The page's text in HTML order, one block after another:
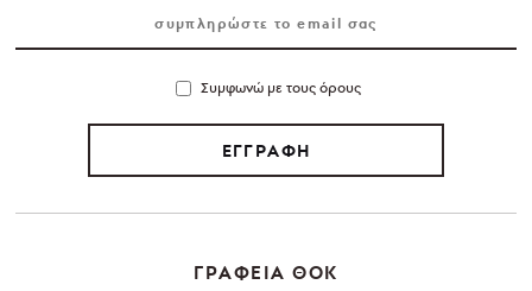
Συμφωνώ με τους όρους
ΕΓΓΡΑΦΗ
ΓΡΑΦΕΙΑ ΘΟΚ